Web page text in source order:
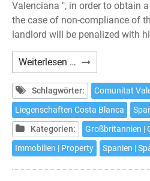
Valenciana ", in order to obtain
the case of non-compliance of
landlord will be penalized with
Weiterlesen … Are
you
interested
in
renting
one
or
Schlagwörter: Comunitat
Liegenschaften Costa Blanca
Kategorien:
Großbritannien |
Immobilien | Property
Spanien |